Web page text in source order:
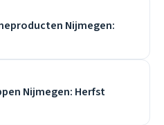
Nijmegen:
Nijmegen: Herfst